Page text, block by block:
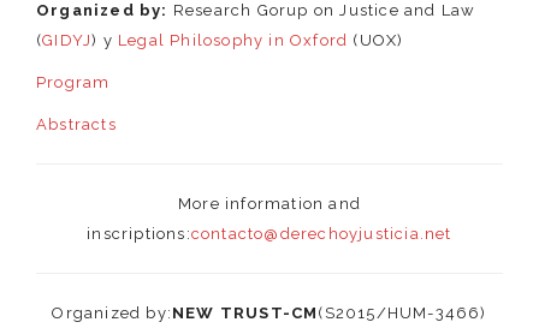
Organized by: Research Gorup on Justice and Law
(GIDYJ) y Legal Philosophy in Oxford (UOX)
Program
Abstracts
More information and
inscriptions:contacto@derechoyjusticia.net
Organized by: NEW TRUST-CM (S2015/HUM-3466)